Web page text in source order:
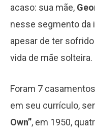
acaso: sua mãe,
nesse segmento da
apesar de ter
vida de mãe solteira.
Foram 7
em seu currículo,
Own”, em 1950,